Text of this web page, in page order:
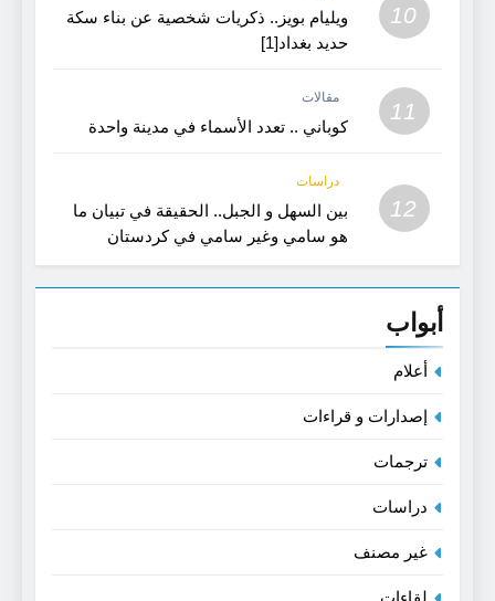
10
ويليام بويز.. ذكريات شخصية عن بناء سكة
حديد بغداد[1]
11
مقالات
كوباني .. تعدد الأسماء في مدينة واحدة
12
دراسات
بين السهل و الجبل.. الحقيقة في تبيان ما
هو سامي وغير سامي في كردستان
القديمة- بحث في اللغة و الفن
أبواب
أعلام
إصدارات و قراءات
ترجمات
دراسات
غير مصنف